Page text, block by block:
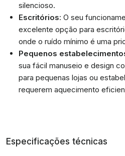
silencioso.
Escritórios: O seu
excelente opção para
onde o ruído mínimo é uma
Pequenos
sua fácil manuseio e design
para pequenas lojas ou
requerem aquecimento
Especificações técnicas